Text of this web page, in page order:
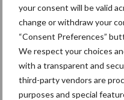
your consent will be valid
change or withdraw your
“Consent Preferences”
We respect your choices
with a transparent and
third-party vendors are
purposes and special
22 dec
keuzes